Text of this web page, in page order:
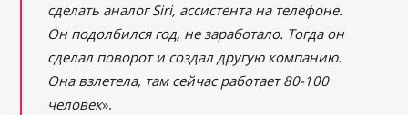
сделать аналог Siri, ассистента на телефоне.
Он подолбился год, не заработало. Тогда он
сделал поворот и создал другую компанию.
Она взлетела, там сейчас работает 80-100
человек».